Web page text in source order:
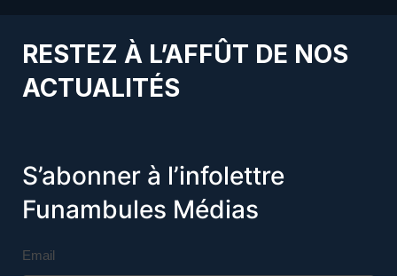
RESTEZ À L’AFFÛT DE NOS
ACTUALITÉS
S’abonner à l’infolettre
Funambules Médias
Email